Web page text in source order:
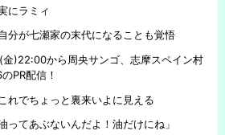
にラミィ
分が七瀬家の末代になることも覚悟
金)22:00から周央サンゴ、志摩スペイン村
PR配信！
れでちょっと裏来いよに見える
ってあぶないんだよ！油だけにね」